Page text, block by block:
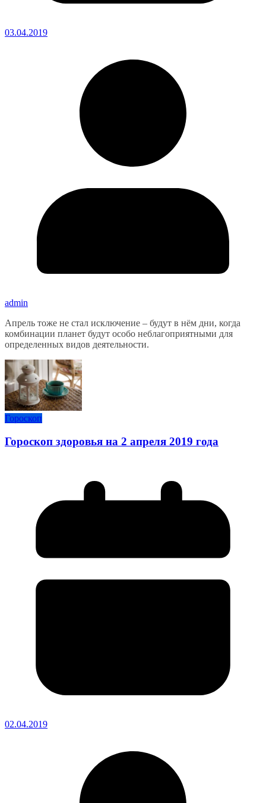
03.04.2019
admin
Апрель тоже не стал исключение – будут в нём дни, когда
комбинации планет будут особо неблагоприятными для
определенных видов деятельности.
Гороскоп
Гороскоп здоровья на 2 апреля 2019 года
02.04.2019